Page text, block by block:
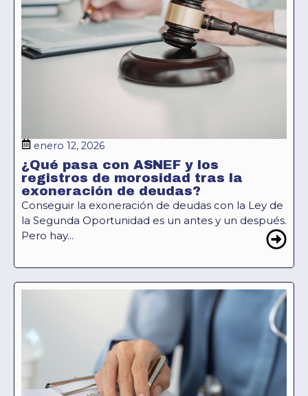
enero 12, 2026
¿Qué pasa con ASNEF y los
registros de morosidad tras la
exoneración de deudas?
Conseguir la exoneración de deudas con la Ley de
la Segunda Oportunidad es un antes y un después.
Pero hay...